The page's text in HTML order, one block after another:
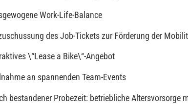
Work-Life-Balance
des Job-Tickets zur Förderung der
\“Lease a Bike\“-Angebot
an spannenden Team-Events
bestandener Probezeit: betriebliche Altersvorsorge